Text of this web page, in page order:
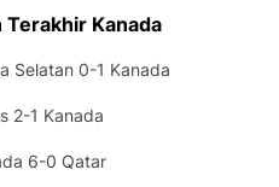
Terakhir Kanada
Selatan 0-1 Kanada
2-1 Kanada
6-0 Qatar